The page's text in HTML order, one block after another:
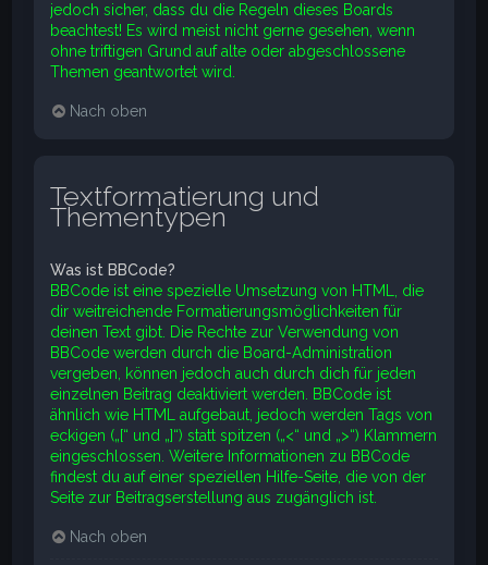
jedoch sicher, dass du die Regeln dieses Boards
beachtest! Es wird meist nicht gerne gesehen, wenn
ohne triftigen Grund auf alte oder abgeschlossene
Themen geantwortet wird.
Nach oben
Textformatierung und
Thementypen
Was ist BBCode?
BBCode ist eine spezielle Umsetzung von HTML, die
dir weitreichende Formatierungsmöglichkeiten für
deinen Text gibt. Die Rechte zur Verwendung von
BBCode werden durch die Board-Administration
vergeben, können jedoch auch durch dich für jeden
einzelnen Beitrag deaktiviert werden. BBCode ist
ähnlich wie HTML aufgebaut, jedoch werden Tags von
eckigen („[“ und „]“) statt spitzen („<“ und „>“) Klammern
eingeschlossen. Weitere Informationen zu BBCode
findest du auf einer speziellen Hilfe-Seite, die von der
Seite zur Beitragserstellung aus zugänglich ist.
Nach oben